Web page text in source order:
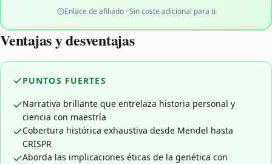
Enlace de afiliado · Sin coste adicional para ti
Ventajas y desventajas
PUNTOS FUERTES
Narrativa brillante que entrelaza historia personal y
ciencia con maestría
Cobertura histórica exhaustiva desde Mendel hasta
CRISPR
Aborda las implicaciones éticas de la genética con